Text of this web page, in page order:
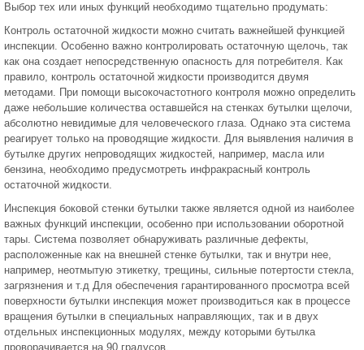
Выбор тех или иных функций необходимо тщательно продумать:
Контроль остаточной жидкости можно считать важнейшей функцией
инспекции. Особенно важно контролировать остаточную щелочь, так
как она создает непосредственную опасность для потребителя. Как
правило, контроль остаточной жидкости производится двумя
методами. При помощи высокочастотного контроля можно определить
даже небольшие количества оставшейся на стенках бутылки щелочи,
абсолютно невидимые для человеческого глаза. Однако эта система
реагирует только на проводящие жидкости. Для выявления наличия в
бутылке других непроводящих жидкостей, например, масла или
бензина, необходимо предусмотреть инфракрасный контроль
остаточной жидкости.
Инспекция боковой стенки бутылки также является одной из наиболее
важных функций инспекции, особенно при использовании оборотной
тары. Система позволяет обнаруживать различные дефекты,
расположенные как на внешней стенке бутылки, так и внутри нее,
например, неотмытую этикетку, трещины, сильные потертости стекла,
загрязнения и т.д Для обеспечения гарантированного просмотра всей
поверхности бутылки инспекция может производиться как в процессе
вращения бутылки в специальных направляющих, так и в двух
отдельных инспекционных модулях, между которыми бутылка
проворачивается на 90 градусов.